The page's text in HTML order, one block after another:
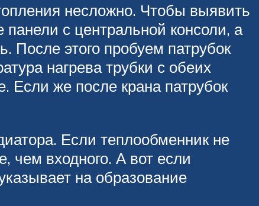
несложно. Чтобы выявить
с центральной консоли, а
После этого пробуем патрубок
нагрева трубки с обеих
Если же после крана патрубок
Если теплообменник не
чем входного. А вот если
на образование